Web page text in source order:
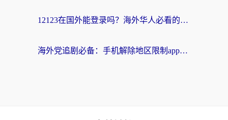
12123在国外能登录吗？海外华人必看的回国加速实用指南
海外党追剧必备：手机解除地区限制app怎么选？解决央视视频&国内剧地区限制全指南